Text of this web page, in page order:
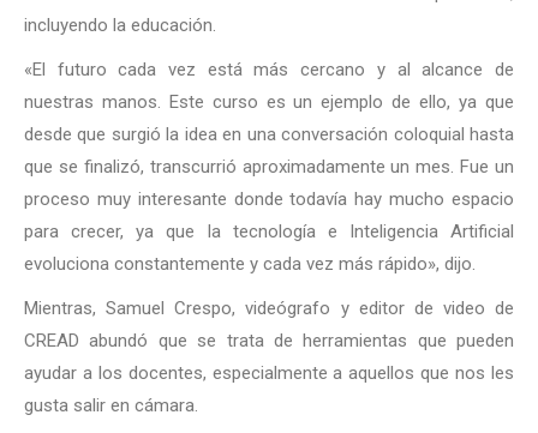
incluyendo la educación.
«El futuro cada vez está más cercano y al alcance de
nuestras manos. Este curso es un ejemplo de ello, ya que
desde que surgió la idea en una conversación coloquial hasta
que se finalizó, transcurrió aproximadamente un mes. Fue un
proceso muy interesante donde todavía hay mucho espacio
para crecer, ya que la tecnología e Inteligencia Artificial
evoluciona constantemente y cada vez más rápido», dijo.
Mientras, Samuel Crespo, videógrafo y editor de video de
CREAD abundó que se trata de herramientas que pueden
ayudar a los docentes, especialmente a aquellos que nos les
gusta salir en cámara.